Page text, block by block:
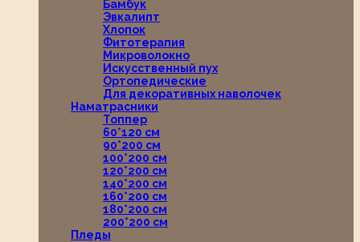
Бамбук
Эвкалипт
Хлопок
Фитотерапия
Микроволокно
Искусственный пух
Ортопедические
Для декоративных наволочек
Наматрасники
Топпер
60*120 см
90*200 см
100*200 см
120*200 см
140*200 см
160*200 см
180*200 см
200*200 см
Пледы